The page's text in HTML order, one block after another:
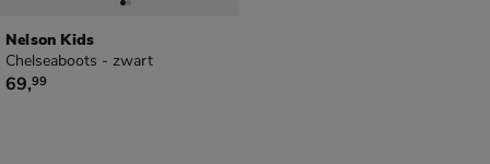
Nelson Kids
Chelseaboots - zwart
€ 69,99
69,99